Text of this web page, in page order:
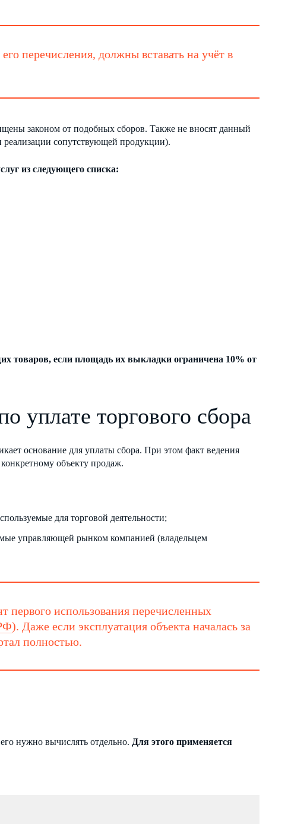
перечисления, должны вставать на учёт в
законом от подобных сборов. Также не вносят данный
сопутствующей продукции).
из следующего списка:
товаров, если площадь их выкладки ограничена 10% от
уплате торгового сбора
основание для уплаты сбора. При этом факт ведения
объекту продаж.
для торговой деятельности;
управляющей рынком компанией (владельцем
первого использования перечисленных
). Даже если эксплуатация объекта началась за
полностью.
нужно вычислять отдельно. Для этого применяется